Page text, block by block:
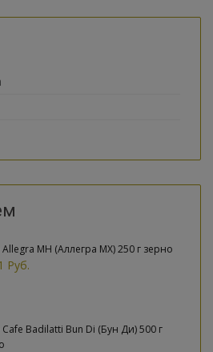
MH (Аллегра МХ) 250 г зерно
Руб.
Badilatti Bun Di (Бун Ди) 500 г